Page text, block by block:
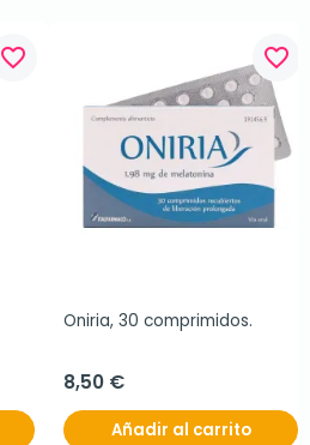
favorite_border favorite_border
Oniria, 30 comprimidos.
8,50 €
Añadir al carrito